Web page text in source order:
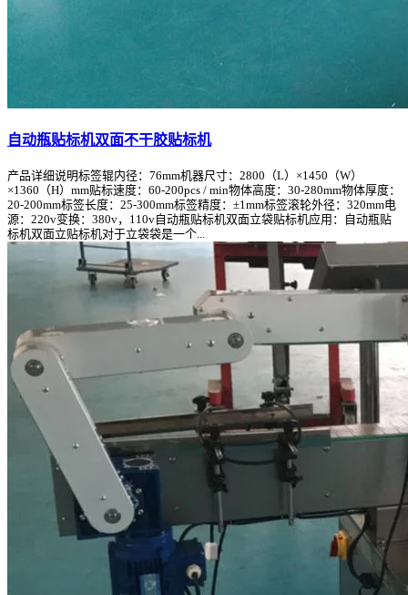
自动瓶贴标机双面不干胶贴标机
产品详细说明标签辊内径：76mm机器尺寸：2800（L）×1450（W）
×1360（H）mm贴标速度：60-200pcs / min物体高度：30-280mm物体厚度：
20-200mm标签长度：25-300mm标签精度：±1mm标签滚轮外径：320mm电
源：220v变换：380v，110v自动瓶贴标机双面立袋贴标机应用：自动瓶贴
标机双面立贴标机对于立袋袋是一个...